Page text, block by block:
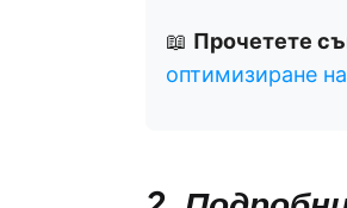
📖 Прочетете
оптимизиране